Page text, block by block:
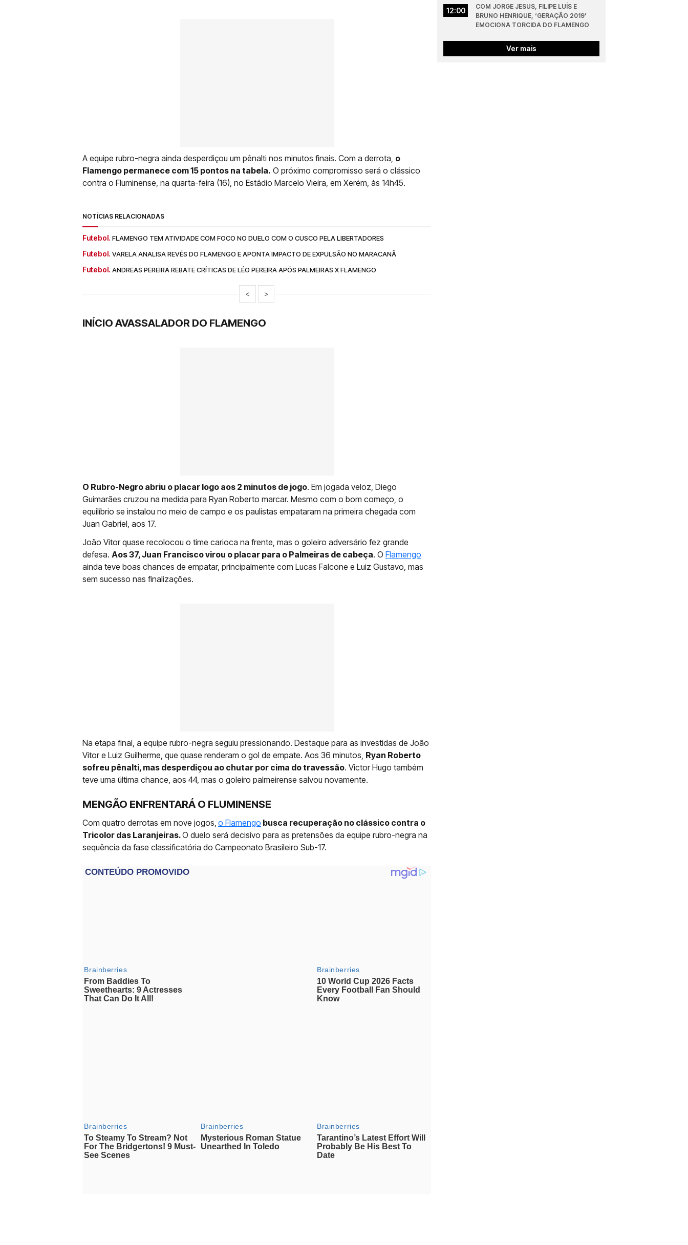
A equipe rubro-negra ainda desperdiçou um pênalti nos minutos finais. Com a derrota, o
Flamengo permanece com 15 pontos na tabela. O próximo compromisso será o clássico
contra o Fluminense, na quarta-feira (16), no Estádio Marcelo Vieira, em Xerém, às 14h45.
NOTÍCIAS RELACIONADAS
Futebol. FLAMENGO TEM ATIVIDADE COM FOCO NO DUELO COM O CUSCO PELA LIBERTADORES
Futebol. VARELA ANALISA REVÉS DO FLAMENGO E APONTA IMPACTO DE EXPULSÃO NO MARACANÃ
Futebol. ANDREAS PEREIRA REBATE CRÍTICAS DE LÉO PEREIRA APÓS PALMEIRAS X FLAMENGO
< >
INÍCIO AVASSALADOR DO FLAMENGO
O Rubro-Negro abriu o placar logo aos 2 minutos de jogo. Em jogada veloz, Diego
Guimarães cruzou na medida para Ryan Roberto marcar. Mesmo com o bom começo, o
equilíbrio se instalou no meio de campo e os paulistas empataram na primeira chegada com
Juan Gabriel, aos 17.
João Vitor quase recolocou o time carioca na frente, mas o goleiro adversário fez grande
defesa. Aos 37, Juan Francisco virou o placar para o Palmeiras de cabeça. O Flamengo
ainda teve boas chances de empatar, principalmente com Lucas Falcone e Luiz Gustavo, mas
sem sucesso nas finalizações.
Na etapa final, a equipe rubro-negra seguiu pressionando. Destaque para as investidas de João
Vitor e Luiz Guilherme, que quase renderam o gol de empate. Aos 36 minutos, Ryan Roberto
sofreu pênalti, mas desperdiçou ao chutar por cima do travessão. Victor Hugo também
teve uma última chance, aos 44, mas o goleiro palmeirense salvou novamente.
MENGÃO ENFRENTARÁ O FLUMINENSE
Com quatro derrotas em nove jogos, o Flamengo busca recuperação no clássico contra o
Tricolor das Laranjeiras.O duelo será decisivo para as pretensões da equipe rubro-negra na
sequência da fase classificatória do Campeonato Brasileiro Sub-17.
12:00
COM JORGE JESUS, FILIPE LUÍS E
BRUNO HENRIQUE, ‘GERAÇÃO 2019’
EMOCIONA TORCIDA DO FLAMENGO
Ver mais